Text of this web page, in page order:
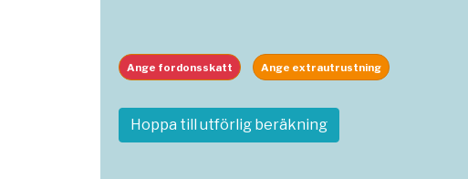
Ange fordonsskatt Ange extrautrustning
Hoppa till utförlig beräkning